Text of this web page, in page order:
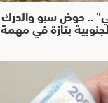
.. حوض سبو والدرك
بتازة في مهمة